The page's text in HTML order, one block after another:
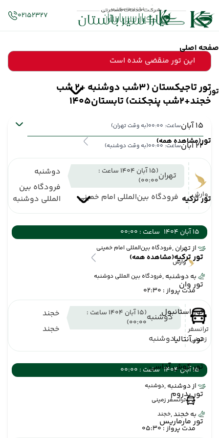
صفحه اصلی
تور
تور(مشاهده همه)
تور ترکیه
تور ترکیه(مشاهده همه)
تور وان
تور استانبول
تور آنتالیا
تور کوش آداسی
تور بدروم
تور مارماریس
02152327
این تور منقضی شده است
تور تاجیکستان (3شب دوشنبه +2 شب
خجند+2شب پنجکنت) تابستان1405
15 آبان ساعت: 00:00 (به وقت تهران)
22 آبان ساعت: 00:00 (به وقت دوشنبه)
وارش
تهران
(15 آبان 1404 ساعت :
00:00)
فرودگاه بین‌المللی امام خمینی
دوشنبه
فرودگاه بین
المللی دوشنبه
15 آبان 1404
ساعت : 00:00
از تهران ,فرودگاه بین‌المللی امام خمینی
وارش
به دوشنبه ,فرودگاه بین المللی دوشنبه
مدت پرواز : 02:30
ترانسفر
زمینی
دوشنبه
(15 آبان 1404 ساعت :
00:00)
دوشنبه
خجند
خجند
15 آبان 1404
ساعت : 00:00
از دوشنبه ,دوشنبه
ترانسفر زمینی
به خجند ,خجند
مدت پرواز : 05:30